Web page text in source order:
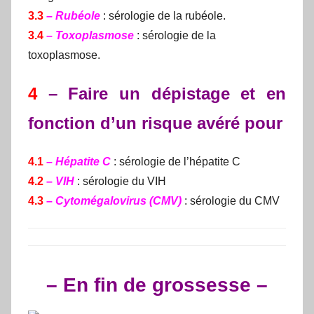
3.3 – Rubéole : sérologie de la rubéole.
3.4 – Toxoplasmose : sérologie de la
toxoplasmose.
4– Faire un dépistage et en
fonction d’un risque avéré pour
4.1 – Hépatite C : sérologie de l’hépatite C
4.2 – VIH : sérologie du VIH
4.3 – Cytomégalovirus (CMV) : sérologie du CMV
– En fin de grossesse –